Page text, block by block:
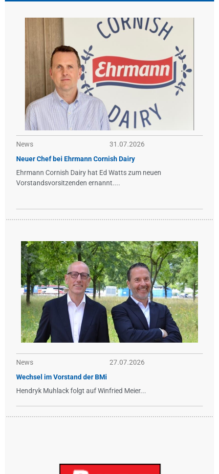
News
31.07.2026
Neuer Chef bei Ehrmann Cornish Dairy
Ehrmann Cornish Dairy hat Ed Watts zum neuen
Vorstandsvorsitzenden ernannt....
News
27.07.2026
Wechsel im Vorstand der BMi
Hendryk Muhlack folgt auf Winfried Meier...